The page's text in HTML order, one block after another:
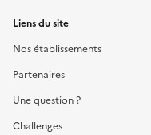
Liens du site
Nos établissements
Partenaires
Une question ?
Challenges